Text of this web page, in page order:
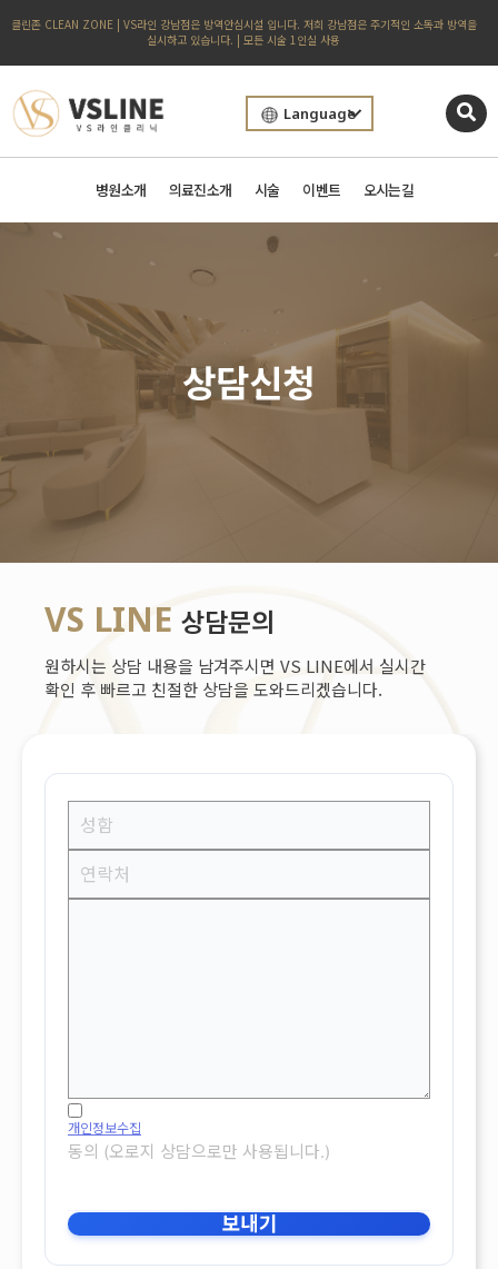
클린존 CLEAN ZONE | VS라인 강남점은 방역안심시설 입니다. 저희 강남점은 주기적인 소독과 방역을
실시하고 있습니다. | 모든 시술 1인실 사용
Language
병원소개 의료진소개 시술 이벤트 오시는길
상담신청
VS LINE 상담문의
원하시는 상담 내용을 남겨주시면 VS LINE에서 실시간
확인 후 빠르고 친절한 상담을 도와드리겠습니다.
개인정보수집
동의 (오로지 상담으로만 사용됩니다.)
보내기